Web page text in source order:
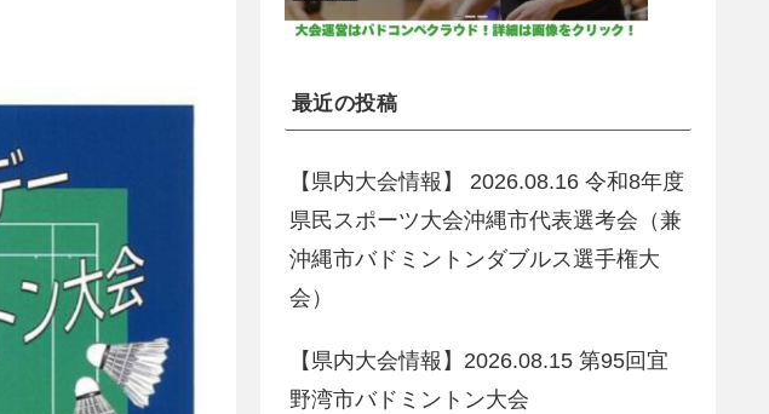
最近の投稿
【県内大会情報】 2026.08.16 令和8年度
県民スポーツ大会沖縄市代表選考会（兼
沖縄市バドミントンダブルス選手権大
会）
【県内大会情報】2026.08.15 第95回宜
野湾市バドミントン大会